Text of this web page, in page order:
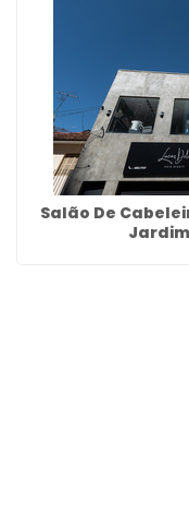
Salão De